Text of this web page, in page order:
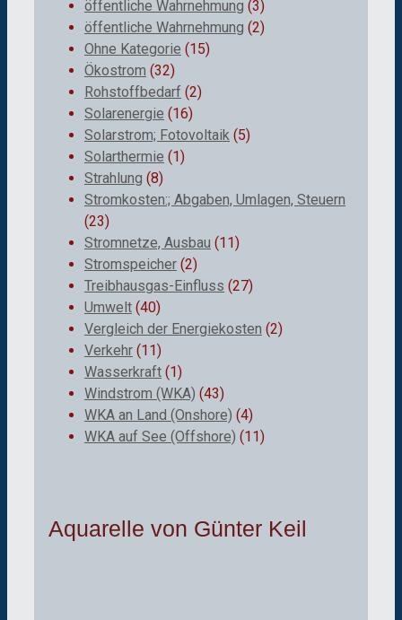
öffentliche Wahrnehmung (3)
öffentliche Wahrnehmung (2)
Ohne Kategorie (15)
Ökostrom (32)
Rohstoffbedarf (2)
Solarenergie (16)
Solarstrom; Fotovoltaik (5)
Solarthermie (1)
Strahlung (8)
Stromkosten:; Abgaben, Umlagen, Steuern
(23)
Stromnetze, Ausbau (11)
Stromspeicher (2)
Treibhausgas-Einfluss (27)
Umwelt (40)
Vergleich der Energiekosten (2)
Verkehr (11)
Wasserkraft (1)
Windstrom (WKA) (43)
WKA an Land (Onshore) (4)
WKA auf See (Offshore) (11)
Aquarelle von Günter Keil